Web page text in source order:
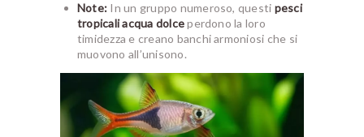
Note: In un gruppo numeroso, questi pesci
tropicali acqua dolceperdono la loro
timidezza e creano banchi armoniosi che si
muovono all’unisono.